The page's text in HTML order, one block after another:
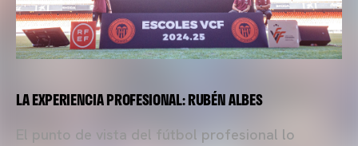
LA EXPERIENCIA PROFESIONAL: RUBÉN ALBES
El punto de vista del fútbol profesional lo